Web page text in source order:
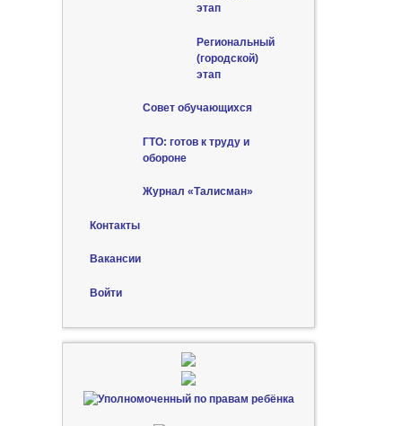
этап
Региональный
(городской)
этап
Совет обучающихся
ГТО: готов к труду и
обороне
Журнал «Талисман»
Контакты
Вакансии
Войти